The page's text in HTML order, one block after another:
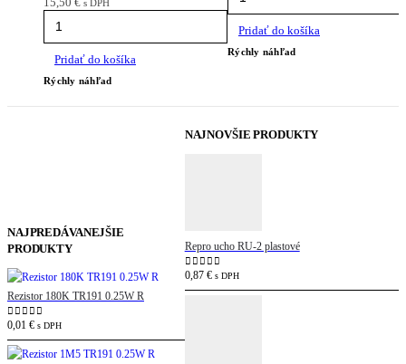
0out of 5s DPH
Pridať do košíka
Rýchly náhľad
Pridať do košíka
Rýchly náhľad
NAJPREDÁVANEJŠIE
PRODUKTY
Rezistor 180K TR191 0.25W R
0out of 5
0,01 € s DPH
NAJNOVŠIE PRODUKTY
Repro ucho RU-2 plastové
0out of 5
0,87 € s DPH